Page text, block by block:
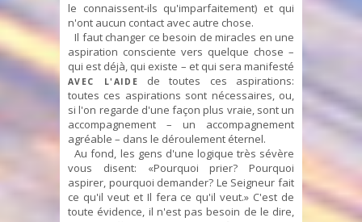
le connaissent-ils qu'imparfaitement) et qui
n'ont aucun contact avec autre chose.
Il faut changer ce besoin de miracles en une
aspiration consciente vers quelque chose –
qui est déjà, qui existe – et qui sera manifesté
AVEC L'AIDE
de toutes ces aspirations:
toutes ces aspirations sont nécessaires, ou,
si l'on regarde d'une façon plus vraie, sont un
accompagnement – un accompagnement
agréable – dans le déroulement éternel.
Au fond, les gens d'une logique très sévère
vous disent: «Pourquoi prier? Pourquoi
aspirer, pourquoi demander? Le Seigneur fait
ce qu'il veut et Il fera ce qu'il veut.» C'est de
toute évidence, il n'est pas besoin de le dire,